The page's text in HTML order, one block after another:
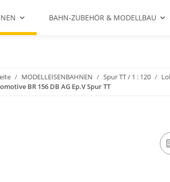
BAHN-ZUBEHÖR & MODELLBAU
MODELLEISENBAHNEN Spur TT / 1 : 120
BR 156 DB AG Ep.V Spur TT